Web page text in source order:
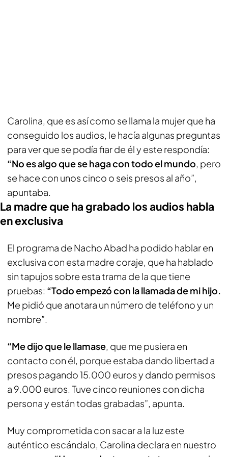
Carolina, que es así como se llama la mujer que ha
conseguido los audios, le hacía algunas preguntas
para ver que se podía fiar de él y este respondía:
“No es algo que se haga con todo el mundo, pero
se hace con unos cinco o seis presos al año”,
apuntaba.
La madre que ha grabado los audios habla
en exclusiva
El programa de Nacho Abad ha podido hablar en
exclusiva con esta madre coraje, que ha hablado
sin tapujos sobre esta trama de la que tiene
pruebas: “Todo empezó con la llamada de mi hijo.
Me pidió que anotara un número de teléfono y un
nombre”.
“Me dijo que le llamase, que me pusiera en
contacto con él, porque estaba dando libertad a
presos pagando 15.000 euros y dando permisos
a 9.000 euros. Tuve cinco reuniones con dicha
persona y están todas grabadas”, apunta.
Muy comprometida con sacar a la luz este
auténtico escándalo, Carolina declara en nuestro